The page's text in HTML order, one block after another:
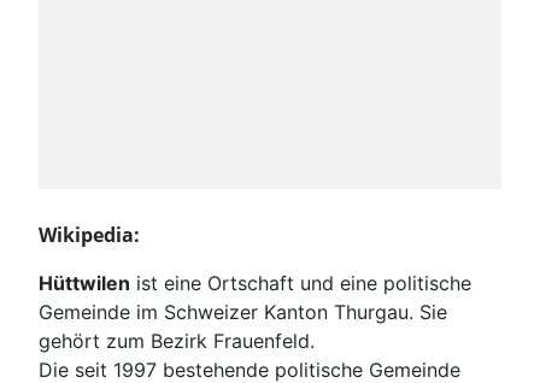
Wikipedia:
Hüttwilen ist eine Ortschaft und eine politische
Gemeinde im Schweizer Kanton Thurgau. Sie
gehört zum Bezirk Frauenfeld.
Die seit 1997 bestehende politische Gemeinde